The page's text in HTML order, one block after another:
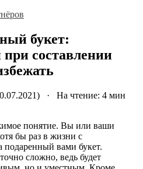
букет:
составлении
· На чтение: 4 мин
понятие. Вы или ваши
бы раз в жизни с
подаренный вами букет.
сложно, ведь будет